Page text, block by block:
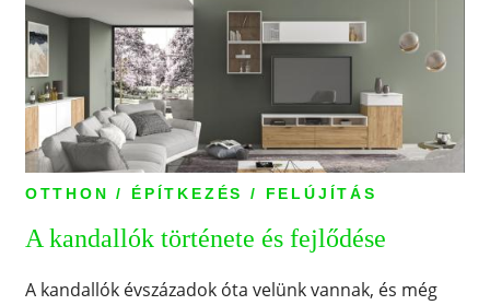
OTTHON / ÉPÍTKEZÉS / FELÚJÍTÁS
A kandallók története és fejlődése
A kandallók évszázadok óta velünk vannak, és még